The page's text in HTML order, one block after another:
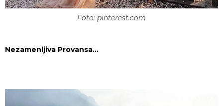
Foto: pinterest.com
Nezamenljiva Provansa…